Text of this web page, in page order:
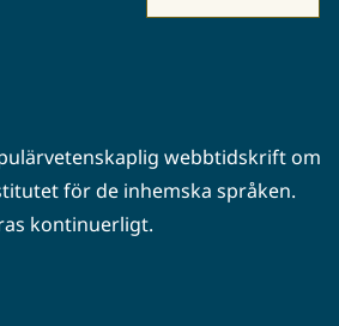
webbtidskrift om
för de inhemska språken.
kontinuerligt.